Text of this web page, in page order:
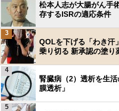
松本人志が大腸がん手
存するISRの適応条件
QOLを下げる「わき汗
乗り切る 新承認の塗り
3
腎臓病（2）透析を生
膜透析」
4
5